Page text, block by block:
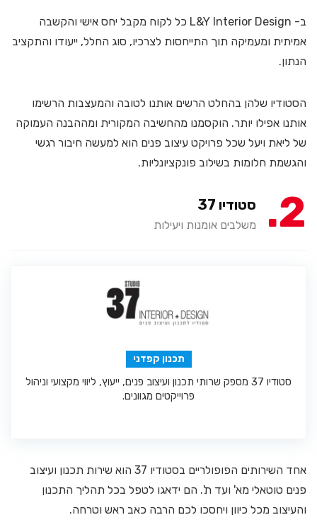
ב- L&Y Interior Design כל לקוח מקבל יחס אישי והקשבה
אמיתית ומעמיקה תוך התייחסות לצרכיו, סוג החלל, ייעודו והתקציב
הנתון.
הסטודיו שלהן בהחלט הרשים אותנו לטובה והמעצבות הרשימו
אותנו אפילו יותר. הוקסמנו מהחשיבה המקורית ומההבנה העמוקה
של ליאת ויעל שכל פרויקט עיצוב פנים הוא למעשה חיבור רגשי
והגשמת חלומות בשילוב פונקציונליות.
2 סטודיו 37
משלבים אומנות ויעילות
תכנון קפדני
סטודיו 37 מספק שרותי תכנון ועיצוב פנים, ייעוץ, ליווי מקצועי וניהול
פרוייקטים מגוונים.
אחד השירותים הפופולריים בסטודיו 37 הוא שירות תכנון ועיצוב
פנים טוטאלי מא' ועד ת'. הם ידאגו לטפל בכל תהליך התכנון
והעיצוב מכל כיוון ויחסכו לכם הרבה כאב ראש וטרחה.